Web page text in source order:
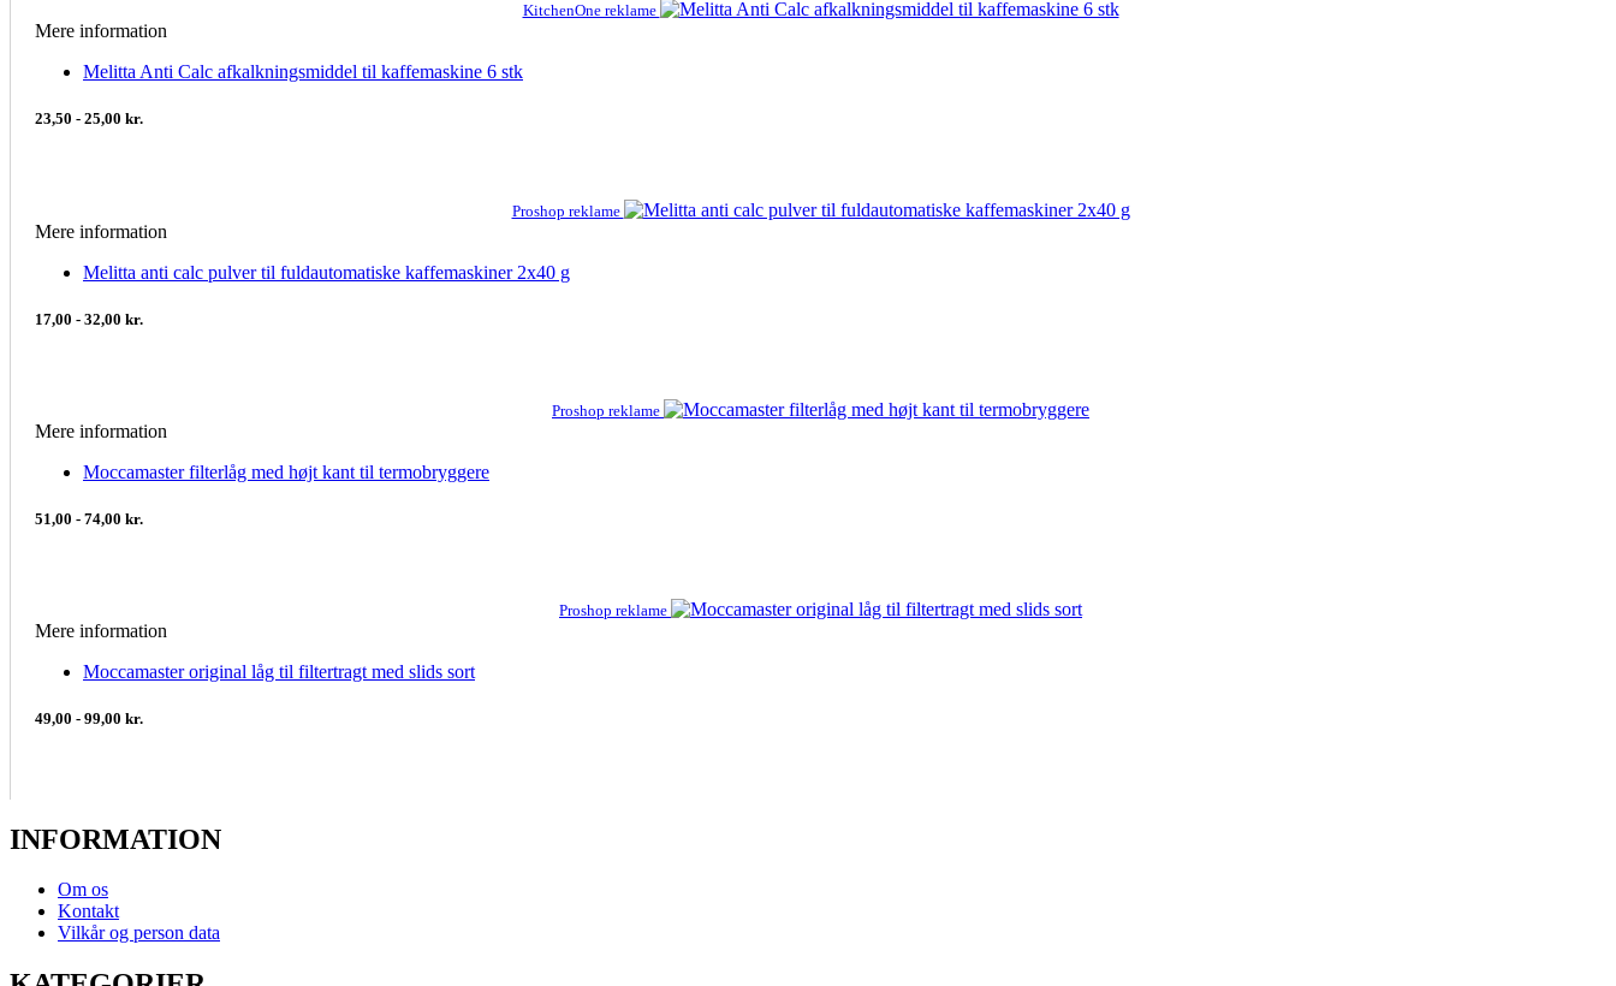
KitchenOne reklame
Mere information
Melitta Anti Calc afkalkningsmiddel til kaffemaskine 6 stk
23,50 - 25,00 kr.
Proshop reklame
Mere information
Melitta anti calc pulver til fuldautomatiske kaffemaskiner 2x40 g
17,00 - 32,00 kr.
Proshop reklame
Mere information
Moccamaster filterlåg med højt kant til termobryggere
51,00 - 74,00 kr.
Proshop reklame
Mere information
Moccamaster original låg til filtertragt med slids sort
49,00 - 99,00 kr.
INFORMATION
Om os
Kontakt
Vilkår og person data